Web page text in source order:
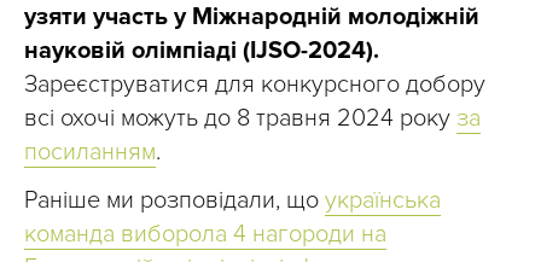
узяти участь у Міжнародній молодіжній
науковій олімпіаді (IJSO-2024).
Зареєструватися для конкурсного добору
всі охочі можуть до 8 травня 2024 року за
посиланням.
Раніше ми розповідали, що українська
команда виборола 4 нагороди на